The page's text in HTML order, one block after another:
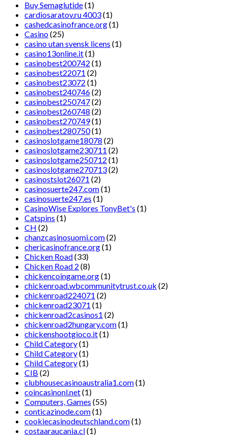
Buy Semaglutide(1)
cardiosaratov.ru 4003(1)
cashedcasinofrance.org(1)
Casino(25)
casino utan svensk licens (1)
casino13online.it(1)
casinobest200742 (1)
casinobest22071 (2)
casinobest23072 (1)
casinobest240746(2)
casinobest250747(2)
casinobest260748 (2)
casinobest270749(1)
casinobest280750(1)
casinoslotgame18078 (2)
casinoslotgame230711 (2)
casinoslotgame250712 (1)
casinoslotgame270713(2)
casinostslot26071 (2)
casinosuerte247.com(1)
casinosuerte247.es (1)
CasinoWise Explores TonyBet's (1)
Catspins (1)
CH (2)
chanzcasinosuomi.com(2)
chericasinofrance.org(1)
Chicken Road(33)
Chicken Road 2 (8)
chickencoingame.org(1)
chickenroad.wbcommunitytrust.co.uk (2)
chickenroad224071 (2)
chickenroad23071 (1)
chickenroad2casinos1 (2)
chickenroad2hungary.com(1)
chickenshootgioco.it(1)
Child Category(1)
Child Category(1)
Child Category(1)
CIB (2)
clubhousecasinoaustralia1.com(1)
coincasinonl.net(1)
Computers, Games (55)
conticazinode.com(1)
cookiecasinodeutschland.com(1)
costaaraucania.cl(1)